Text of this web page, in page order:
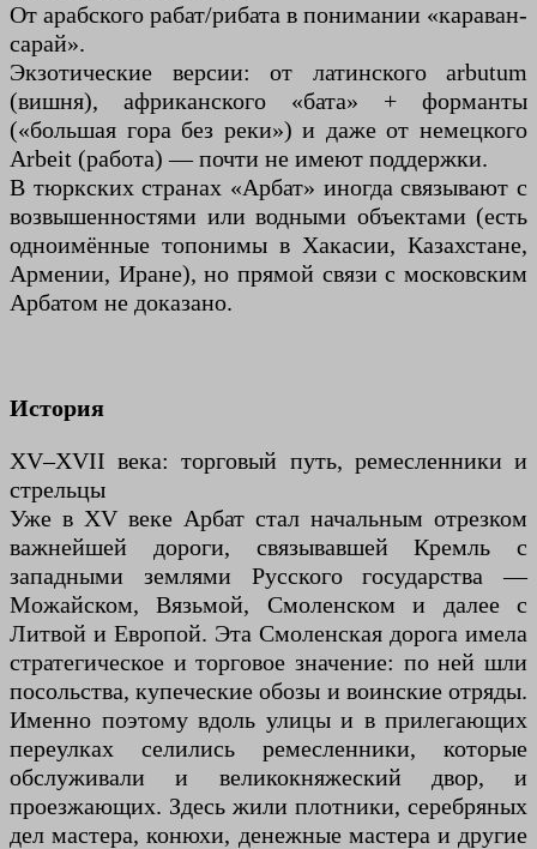
От арабского рабат/рибата в понимании «караван-
сарай».
Экзотические версии: от латинского arbutum
(вишня), африканского «бата» + форманты
(«большая гора без реки») и даже от немецкого
Arbeit (работа) — почти не имеют поддержки.
В тюркских странах «Арбат» иногда связывают с
возвышенностями или водными объектами (есть
одноимённые топонимы в Хакасии, Казахстане,
Армении, Иране), но прямой связи с московским
Арбатом не доказано.
История
XV–XVII века: торговый путь, ремесленники и
стрельцы
Уже в XV веке Арбат стал начальным отрезком
важнейшей дороги, связывавшей Кремль с
западными землями Русского государства —
Можайском, Вязьмой, Смоленском и далее с
Литвой и Европой. Эта Смоленская дорога имела
стратегическое и торговое значение: по ней шли
посольства, купеческие обозы и воинские отряды.
Именно поэтому вдоль улицы и в прилегающих
переулках селились ремесленники, которые
обслуживали и великокняжеский двор, и
проезжающих. Здесь жили плотники, серебряных
дел мастера, конюхи, денежные мастера и другие